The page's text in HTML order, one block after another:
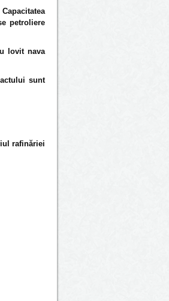
petroliere
lovit nava
sunt
rafinăriei